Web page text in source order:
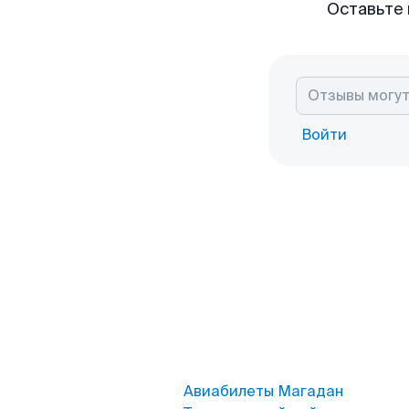
Войти
Авиабилеты Магадан